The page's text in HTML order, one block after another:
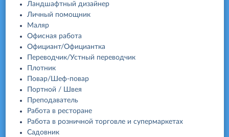
Ландшафтный дизайнер
Личный помощник
Маляр
Офисная работа
Официант/Официантка
Переводчик/Устный переводчик
Плотник
Повар/Шеф-повар
Портной / Швея
Преподаватель
Работа в ресторане
Работа в розничной торговле и супермаркетах
Садовник